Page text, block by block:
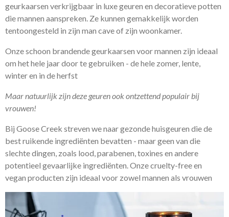
geurkaarsen verkrijgbaar in luxe geuren en decoratieve potten
die mannen aanspreken. Ze kunnen gemakkelijk worden
tentoongesteld in zijn man cave of zijn woonkamer.
Onze schoon brandende geurkaarsen voor mannen zijn ideaal
om het hele jaar door te gebruiken - de hele zomer, lente,
winter en in de herfst
Maar natuurlijk zijn deze geuren ook ontzettend populair bij
vrouwen!
Bij Goose Creek streven we naar gezonde huisgeuren die de
best ruikende ingrediënten bevatten - maar geen van die
slechte dingen, zoals lood, parabenen, toxines en andere
potentieel gevaarlijke ingrediënten. Onze cruelty-free en
vegan producten zijn ideaal voor zowel mannen als vrouwen